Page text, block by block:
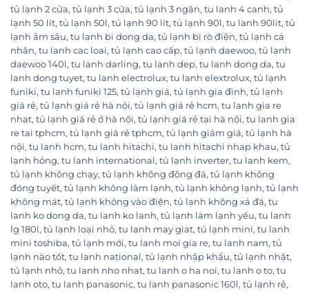
tủ lạnh 2 cửa, tủ lạnh 3 cửa, tủ lạnh 3 ngăn, tu lanh 4 canh, tủ
lạnh 50 lít, tủ lạnh 50l, tủ lạnh 90 lít, tủ lạnh 90l, tu lanh 90lit, tủ
lạnh âm sâu, tu lanh bi dong da, tủ lạnh bị rò điện, tủ lạnh cá
nhân, tu lanh cac loai, tủ lạnh cao cấp, tủ lạnh daewoo, tủ lạnh
daewoo 140l, tu lanh darling, tu lanh dep, tu lanh dong da, tu
lanh dong tuyet, tu lanh electrolux, tu lanh elextrolux, tủ lạnh
funiki, tu lanh funiki 125, tủ lạnh giá, tủ lạnh gia đình, tủ lạnh
giá rẻ, tủ lạnh giá rẻ hà nội, tủ lạnh giá rẻ hcm, tu lanh gia re
nhat, tủ lạnh giá rẻ ở hà nội, tủ lạnh giá rẻ tại hà nội, tu lanh gia
re tai tphcm, tủ lạnh giá rẻ tphcm, tủ lạnh giảm giá, tủ lạnh hà
nội, tu lanh hcm, tu lanh hitachi, tu lanh hitachi nhap khau, tủ
lạnh hỏng, tu lanh international, tủ lạnh inverter, tu lanh kem,
tủ lạnh không chạy, tủ lạnh không đông đá, tủ lạnh không
đóng tuyết, tủ lạnh không làm lạnh, tủ lạnh không lạnh, tủ lạnh
không mát, tủ lạnh không vào điện, tủ lạnh không xả đá, tu
lanh ko dong da, tu lanh ko lanh, tủ lạnh làm lạnh yếu, tu lanh
lg 180l, tủ lạnh loại nhỏ, tu lanh may giat, tủ lạnh mini, tu lanh
mini toshiba, tủ lạnh mới, tu lanh moi gia re, tu lanh nam, tủ
lạnh nào tốt, tu lanh national, tủ lạnh nhập khẩu, tủ lạnh nhật,
tủ lạnh nhỏ, tu lanh nho nhat, tu lanh o ha noi, tu lanh o to, tu
lanh oto, tu lanh panasonic, tu lanh panasonic 160l, tủ lạnh rẻ,